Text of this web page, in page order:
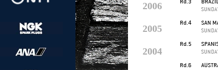
2006
2005
2004